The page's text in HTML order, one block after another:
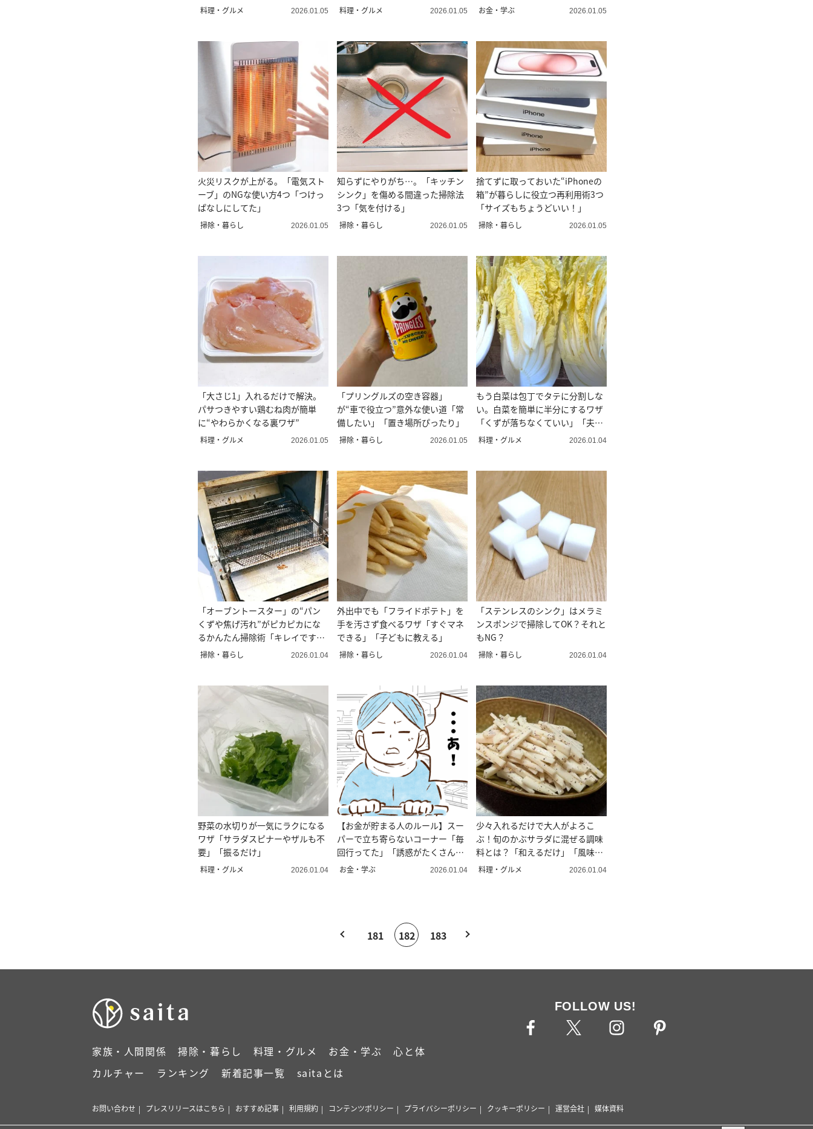
料理・グルメ 2026.01.05 料理・グルメ 2026.01.05 お金・学ぶ 2026.01.05
火災リスクが上がる。「電気スト
ーブ」のNGな使い方4つ「つけっ
ぱなしにしてた」
掃除・暮らし 2026.01.05
知らずにやりがち…。「キッチン
シンク」を傷める間違った掃除法
3つ「気を付ける」
掃除・暮らし 2026.01.05
捨てずに取っておいた“iPhoneの
箱”が暮らしに役立つ再利用術3つ
「サイズもちょうどいい！」
掃除・暮らし 2026.01.05
「大さじ1」入れるだけで解決。
パサつきやすい鶏むね肉が簡単
に“やわらかくなる裏ワザ”
料理・グルメ 2026.01.05
「プリングルズの空き容器」
が“車で役立つ”意外な使い道「常
備したい」「置き場所ぴったり」
掃除・暮らし 2026.01.05
もう白菜は包丁でタテに分割しな
い。白菜を簡単に半分にするワザ
「くずが落ちなくていい」「夫に
も教える」
料理・グルメ 2026.01.04
「オーブントースター」の“パン
くずや焦げ汚れ”がピカピカにな
るかんたん掃除術「キレイですっ
きり！」
掃除・暮らし 2026.01.04
外出中でも「フライドポテト」を
手を汚さず食べるワザ「すぐマネ
できる」「子どもに教える」
掃除・暮らし 2026.01.04
「ステンレスのシンク」はメラミ
ンスポンジで掃除してOK？それと
もNG？
掃除・暮らし 2026.01.04
野菜の水切りが一気にラクになる
ワザ「サラダスピナーやザルも不
要」「振るだけ」
料理・グルメ 2026.01.04
【お金が貯まる人のルール】スー
パーで立ち寄らないコーナー「毎
回行ってた」「誘惑がたくさんあ
る」
お金・学ぶ 2026.01.04
少々入れるだけで大人がよろこ
ぶ！旬のかぶサラダに混ぜる調味
料とは？「和えるだけ」「風味豊
か」
料理・グルメ 2026.01.04
181 182 183
家族・人間関係 掃除・暮らし 料理・グルメ お金・学ぶ
心と体
カルチャー
ランキング 新着記事一覧 saitaとは
FOLLOW US!
お問い合わせ プレスリリースはこちら おすすめ記事 利用規約 コンテンツポリシー プライバシーポリシー クッキーポリシー 運営会社 媒体資料